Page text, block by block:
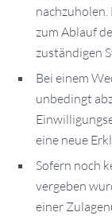
zum Ablauf
zuständigen
Bei einem
unbedingt
eine neue
Sofern noch
vergeben
einer